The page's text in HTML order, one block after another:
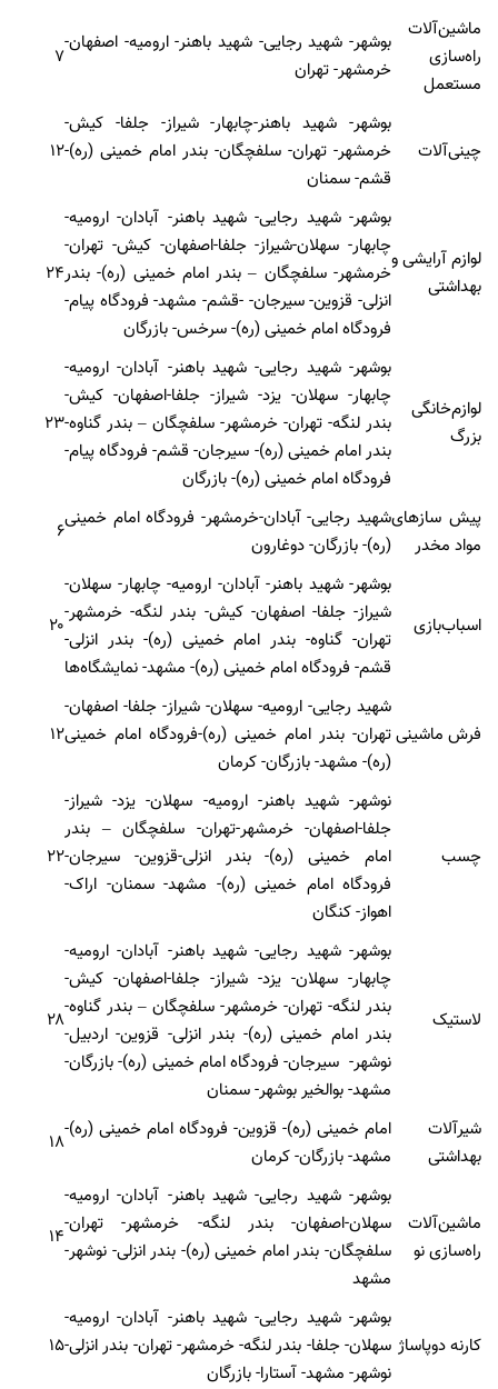
ماشین‌آلات
راه‌سازی
مستعمل
بوشهر- شهید رجایی- شهید باهنر- ارومیه- اصفهان-
خرمشهر- تهران
۷
چینی‌آلات
بوشهر- شهید باهنر-چابهار- شیراز- جلفا- کیش-
خرمشهر- تهران- سلفچگان- بندر امام خمینی (ره)-
قشم- سمنان
۱۲
لوازم آرایشی و
بهداشتی
بوشهر- شهید رجایی- شهید باهنر- آبادان- ارومیه-
چابهار- سهلان-شیراز- جلفا-اصفهان- کیش- تهران-
خرمشهر- سلفچگان – بندر امام خمینی (ره)- بندر
انزلی- قزوین- سیرجان- -قشم- مشهد- فرودگاه پیام-
فرودگاه امام خمینی (ره)- سرخس- بازرگان
۲۴
لوازم‌خانگی
بزرگ
بوشهر- شهید رجایی- شهید باهنر- آبادان- ارومیه-
چابهار- سهلان- یزد- شیراز- جلفا-اصفهان- کیش-
بندر لنگه- تهران- خرمشهر- سلفچگان – بندر گناوه-
بندر امام خمینی (ره)- سیرجان- قشم- فرودگاه پیام-
فرودگاه امام خمینی (ره)- بازرگان
۲۳
پیش سازهای
مواد مخدر
شهید رجایی- آبادان-خرمشهر- فرودگاه امام خمینی
(ره)- بازرگان- دوغارون
۶
اسباب‌بازی
بوشهر- شهید باهنر- آبادان- ارومیه- چابهار- سهلان-
شیراز- جلفا- اصفهان- کیش- بندر لنگه- خرمشهر-
تهران- گناوه- بندر امام خمینی (ره)- بندر انزلی-
قشم- فرودگاه امام خمینی (ره)- مشهد- نمایشگاه‌ها
۲۰
فرش ماشینی
شهید رجایی- ارومیه- سهلان- شیراز- جلفا- اصفهان-
تهران- بندر امام خمینی (ره)-فرودگاه امام خمینی
(ره)- مشهد- بازرگان- کرمان
۱۲
چسب
نوشهر- شهید باهنر- ارومیه- سهلان- یزد- شیراز-
جلفا-اصفهان- خرمشهر-تهران- سلفچگان – بندر
امام خمینی (ره)- بندر انزلی-قزوین- سیرجان-
فرودگاه امام خمینی (ره)- مشهد- سمنان- اراک-
اهواز- کنگان
۲۲
لاستیک
بوشهر- شهید رجایی- شهید باهنر- آبادان- ارومیه-
چابهار- سهلان- یزد- شیراز- جلفا-اصفهان- کیش-
بندر لنگه- تهران- خرمشهر- سلفچگان – بندر گناوه-
بندر امام خمینی (ره)- بندر انزلی- قزوین- اردبیل-
نوشهر- سیرجان- فرودگاه امام خمینی (ره)- بازرگان-
مشهد- بوالخیر بوشهر- سمنان
۲۸
شیرآلات
بهداشتی
امام خمینی (ره)- قزوین- فرودگاه امام خمینی (ره)-
مشهد- بازرگان- کرمان
۱۸
ماشین‌آلات
راه‌سازی نو
بوشهر- شهید رجایی- شهید باهنر- آبادان- ارومیه-
سهلان-اصفهان- بندر لنگه- خرمشهر- تهران-
سلفچگان- بندر امام خمینی (ره)- بندر انزلی- نوشهر-
مشهد
۱۴
کارنه دوپاساژ
بوشهر- شهید رجایی- شهید باهنر- آبادان- ارومیه-
سهلان- جلفا- بندر لنگه- خرمشهر- تهران- بندر انزلی-
نوشهر- مشهد- آستارا- بازرگان
۱۵